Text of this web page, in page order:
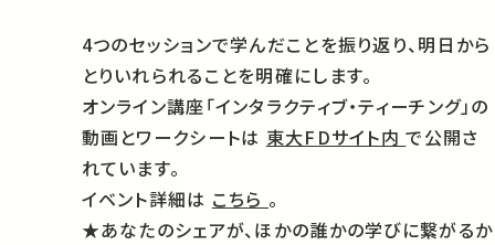
4つのセッションで学んだことを振り返り、明日から
とりいれられることを明確にします。
オンライン講座「インタラクティブ・ティーチング」の
動画とワークシートは 東大FDサイト内で公開さ
れています。
イベント詳細は こちら 。
★あなたのシェアが、ほかの誰かの学びに繋がるか